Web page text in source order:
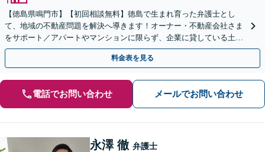
【徳島県鳴門市】【初回相談無料】徳島で生まれ育った弁護士とし
て、地域の不動産問題を解決へ導きます！オーナー・不動産会社さま
をサポート／アパートやマンションに限らず、企業に貸している土地
のトラブル、欠陥住宅問題などに対応【休日・夜間相談可】
料金表を見る
電話でお問い合わせ メールでお問い合わせ
永澤 徹 弁護士